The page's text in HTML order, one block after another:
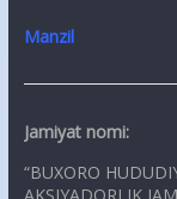
Manzil
Jamiyat nomi:
“BUXORO